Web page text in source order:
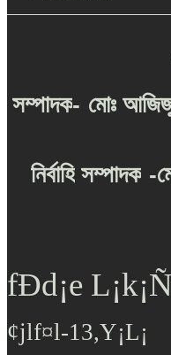
সম্পাদক- মোঃ
নির্বাহি সম্পাদক -
fÐd¡e
¢jlf¤l-13,Y¡L¡